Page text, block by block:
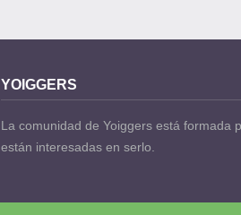
YOIGGERS
La comunidad de Yoiggers está formada
están interesadas en serlo.